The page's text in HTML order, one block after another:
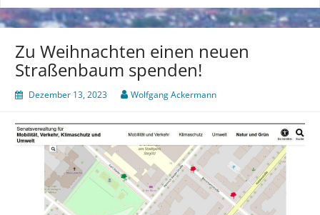
Zu Weihnachten einen neuen
Straßenbaum spenden!
Dezember 13, 2023 Wolfgang Ackermann